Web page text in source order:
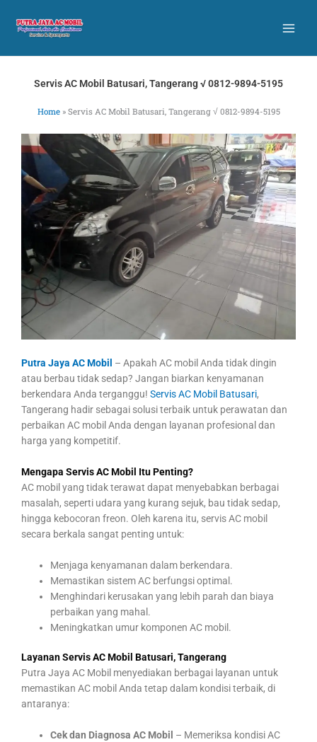
content
Servis AC Mobil Batusari, Tangerang √ 0812-9894-5195
Home» Servis AC Mobil Batusari, Tangerang √ 0812-9894-5195
Putra Jaya AC Mobil – Apakah AC mobil Anda tidak dingin
atau berbau tidak sedap? Jangan biarkan kenyamanan
berkendara Anda terganggu! Servis AC Mobil Batusari,
Tangerang hadir sebagai solusi terbaik untuk perawatan dan
perbaikan AC mobil Anda dengan layanan profesional dan
harga yang kompetitif.
Mengapa Servis AC Mobil Itu Penting?
AC mobil yang tidak terawat dapat menyebabkan berbagai
masalah, seperti udara yang kurang sejuk, bau tidak sedap,
hingga kebocoran freon. Oleh karena itu, servis AC mobil
secara berkala sangat penting untuk:
Menjaga kenyamanan dalam berkendara.
Memastikan sistem AC berfungsi optimal.
Menghindari kerusakan yang lebih parah dan biaya
perbaikan yang mahal.
Meningkatkan umur komponen AC mobil.
Layanan Servis AC Mobil Batusari, Tangerang
Putra Jaya AC Mobil menyediakan berbagai layanan untuk
memastikan AC mobil Anda tetap dalam kondisi terbaik, di
antaranya:
Cek dan Diagnosa AC Mobil – Memeriksa kondisi AC